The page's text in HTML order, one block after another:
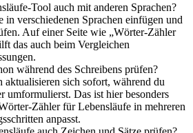
Tool auch mit anderen Sprachen?
in verschiedenen Sprachen einfügen und
Auf einer Seite wie „Wörter-Zähler
das auch beim Vergleichen
während des Schreibens prüfen?
aktualisieren sich sofort, während du
umformulierst. Das ist hier besonders
Zähler für Lebensläufe in mehreren
anpasst.